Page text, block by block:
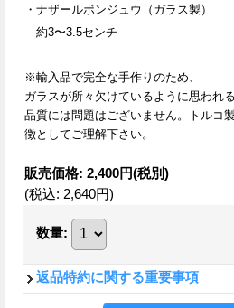
・ナザールボンジュウ（ガラス製）
約3〜3.5センチ
※輸入品で完全な手作りのため、
ガラスが所々欠けているように思われ
品質には問題はございません。
トルコ
徴としてご理解下さい。
販売価格: 2,400円(税別)
(税込: 2,640円)
数量:
返品特約に関する重要事項